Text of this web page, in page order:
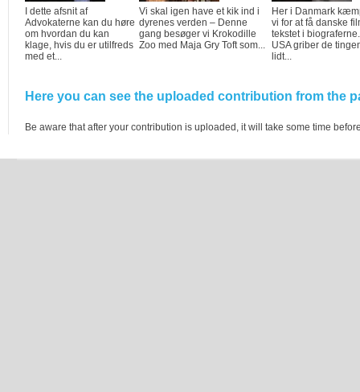
I dette afsnit af
Advokaterne kan du høre
om hvordan du kan
klage, hvis du er utilfreds
med et...
Vi skal igen have et kik ind i
dyrenes verden – Denne
gang besøger vi Krokodille
Zoo med Maja Gry Toft som...
Her i Danmark
vi for at få danske
tekstet i
USA griber de
lidt...
Here you can see the uploaded contribution from the
Be aware that after your contribution is uploaded, it will take some time